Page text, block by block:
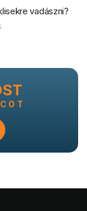
vadászni?